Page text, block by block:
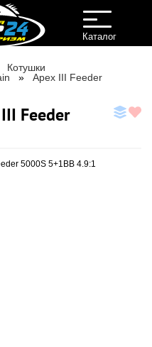
Toggle
navigation
Каталог
Котушки
Apex III Feeder
Feeder